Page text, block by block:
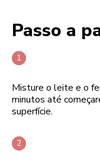
Passo a
Misture o leite e o
minutos até
superfície.